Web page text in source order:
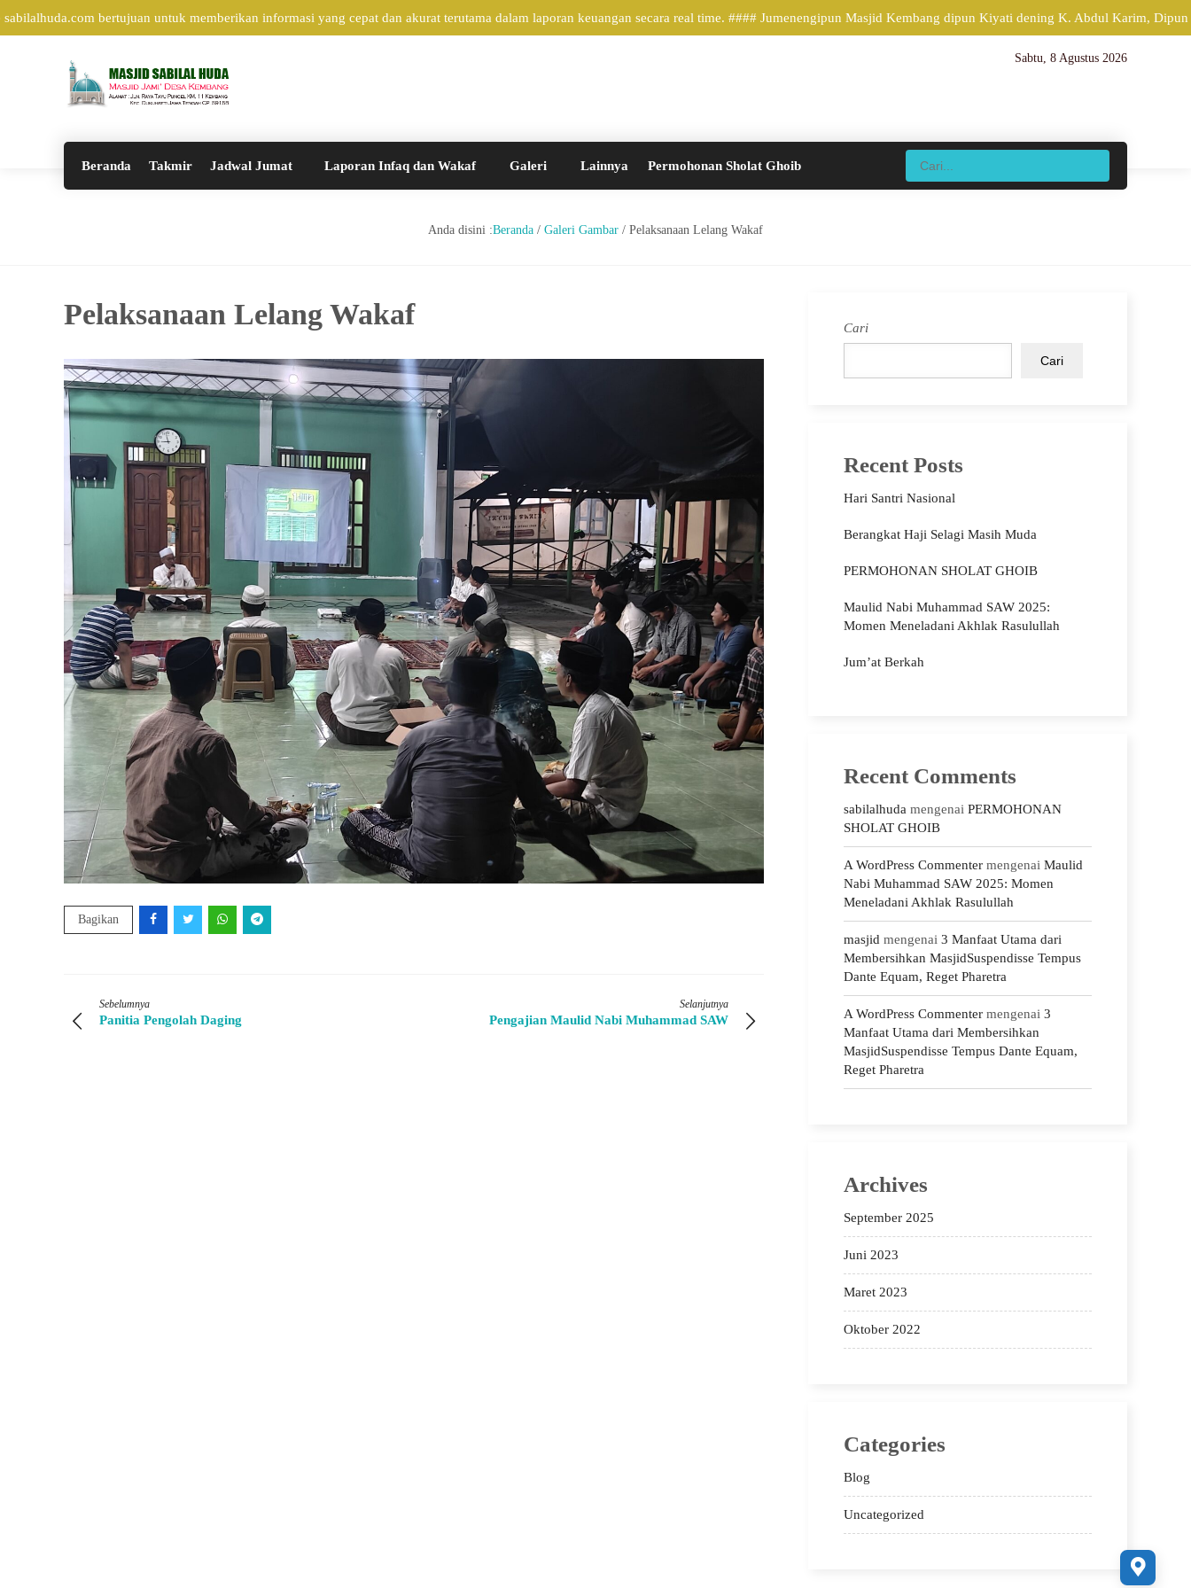
bertujuan untuk memberikan informasi yang cepat dan akurat terutama dalam laporan keuangan secara real time. #### Jumenengipun Masjid Kembang dipun Kiyati dening K. Abdul Karim, Dipun
Sabtu, 8 Agustus 2026
Beranda Takmir Jadwal Jumat Laporan Infaq dan Wakaf Galeri Lainnya Permohonan Sholat Ghoib
Anda disini :Beranda / Galeri Gambar / Pelaksanaan Lelang Wakaf
Pelaksanaan Lelang Wakaf
Bagikan
Sebelumnya
Panitia Pengolah Daging
Selanjutnya
Pengajian Maulid Nabi Muhammad SAW
Cari
Cari
Recent Posts
Hari Santri Nasional
Berangkat Haji Selagi Masih Muda
PERMOHONAN SHOLAT GHOIB
Maulid Nabi Muhammad SAW 2025:
Momen Meneladani Akhlak Rasulullah
Jum’at Berkah
Recent Comments
sabilalhuda mengenai PERMOHONAN
SHOLAT GHOIB
A WordPress Commenter mengenai Maulid
Nabi Muhammad SAW 2025: Momen
Meneladani Akhlak Rasulullah
masjid mengenai 3 Manfaat Utama dari
Membersihkan MasjidSuspendisse Tempus
Dante Equam, Reget Pharetra
A WordPress Commenter mengenai 3
Manfaat Utama dari Membersihkan
MasjidSuspendisse Tempus Dante Equam,
Reget Pharetra
Archives
September 2025
Juni 2023
Maret 2023
Oktober 2022
Categories
Blog
Uncategorized